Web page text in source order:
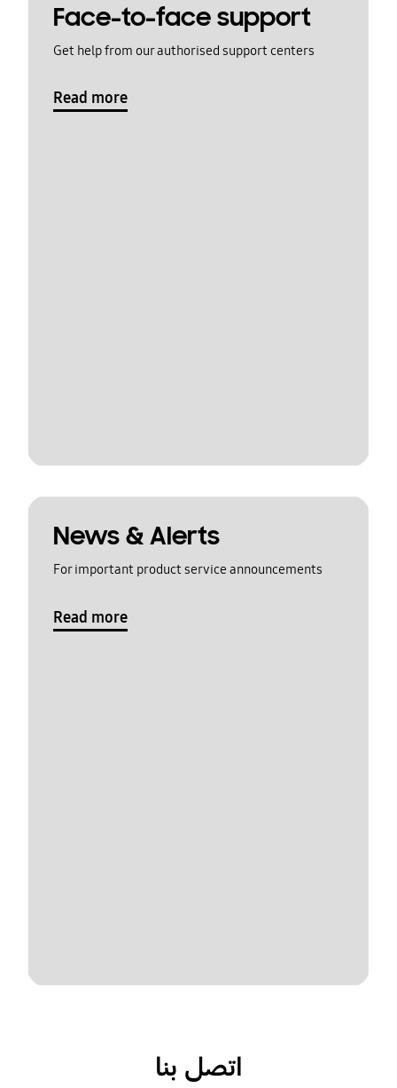
Face-to-face support
Get help from our authorised support centers
Read more
News & Alerts
For important product service announcements
Read more
اتصل بنا